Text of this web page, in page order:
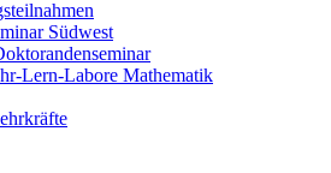
Südwest
Lern-Labore Mathematik